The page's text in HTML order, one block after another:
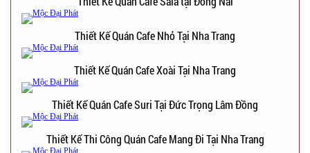
Thiết Kế Quán Cafe Nhỏ Tại Nha Trang
Thiết Kế Quán Cafe Xoài Tại Nha Trang
Thiết Kế Quán Cafe Suri Tại Đức Trọng Lâm Đồng
Thiết Kế Thi Công Quán Cafe Mang Đi Tại Nha Trang